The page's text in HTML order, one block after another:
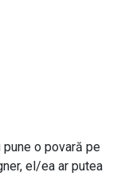
o povară pe
el/ea ar putea